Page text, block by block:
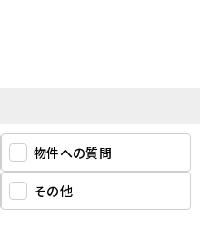
物件への質問
その他